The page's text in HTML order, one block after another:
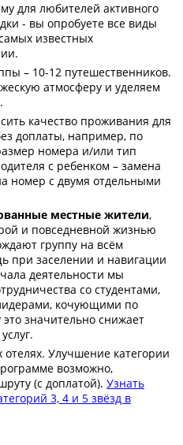
для любителей активного
- вы опробуете все виды
известных
– 10-12 путешественников.
атмосферу и уделяем
качество проживания для
доплаты, например, по
номера и/или тип
с ребенком – замена
номер с двумя отдельными
местные жители,
и повседневной жизнью
группу на всём
при заселении и навигации
деятельности мы
со студентами,
кочующими по
значительно снижает
Улучшение категории
возможно,
(с доплатой). Узнать
3, 4 и 5 звёзд в